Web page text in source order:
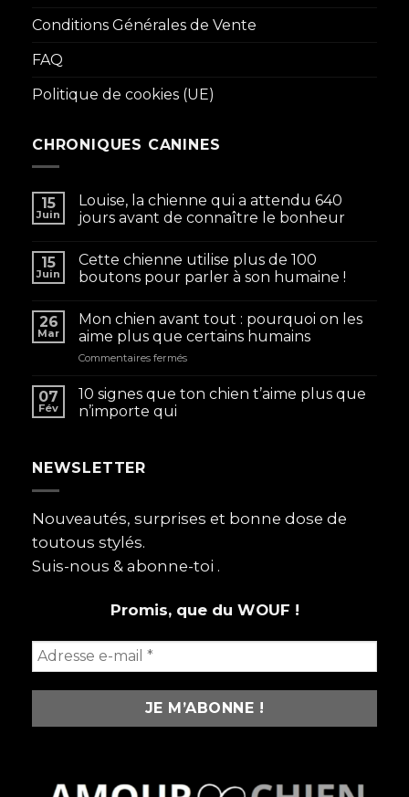
Conditions Générales de Vente
FAQ
Politique de cookies (UE)
CHRONIQUES CANINES
15
Juin
Louise, la chienne qui a attendu 640
jours avant de connaître le bonheur
15
Juin
Cette chienne utilise plus de 100
boutons pour parler à son humaine !
26
Mar
Mon chien avant tout : pourquoi on les
aime plus que certains humains
Commentaires ferméssur
chien
que
humains
07
Fév
10 signes que ton chien t’aime plus que
n’importe qui
NEWSLETTER
Nouveautés, surprises et bonne dose de
toutous stylés.
Suis-nous & abonne-toi .
Promis, que du WOUF !